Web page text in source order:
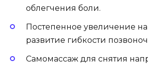
облегчения боли.
Постепенное увеличение
развитие гибкости
Самомассаж для снятия